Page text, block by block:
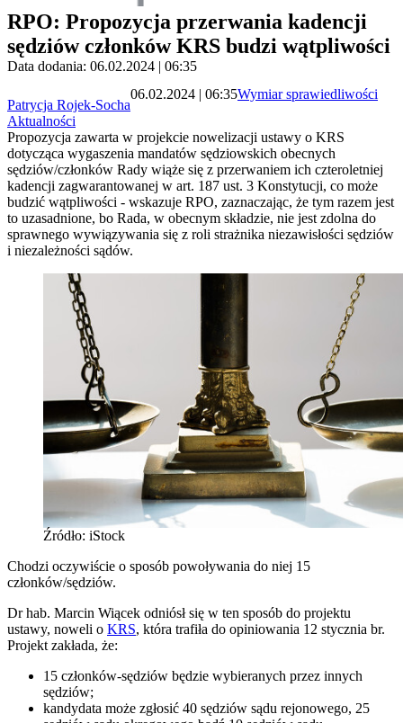
RPO: Propozycja przerwania kadencji
sędziów członków KRS budzi wątpliwości
Data dodania: 06.02.2024 | 06:35
Patrycja Rojek-Socha
06.02.2024 | 06:35Wymiar sprawiedliwości
Aktualności
Propozycja zawarta w projekcie nowelizacji ustawy o KRS
dotycząca wygaszenia mandatów sędziowskich obecnych
sędziów/członków Rady wiąże się z przerwaniem ich czteroletniej
kadencji zagwarantowanej w art. 187 ust. 3 Konstytucji, co może
budzić wątpliwości - wskazuje RPO, zaznaczając, że tym razem jest
to uzasadnione, bo Rada, w obecnym składzie, nie jest zdolna do
sprawnego wywiązywania się z roli strażnika niezawisłości sędziów
i niezależności sądów.
Źródło: iStock
Chodzi oczywiście o sposób powoływania do niej 15
członków/sędziów.
Dr hab. Marcin Wiącek odniósł się w ten sposób do projektu
ustawy, noweli o KRS, która trafiła do opiniowania 12 stycznia br.
Projekt zakłada, że:
15 członków-sędziów będzie wybieranych przez innych
sędziów;
kandydata może zgłosić 40 sędziów sądu rejonowego, 25